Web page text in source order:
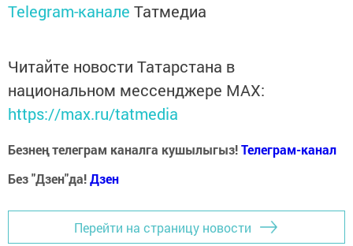
Telegram-канале Татмедиа
Читайте новости Татарстана в
национальном мессенджере MАХ:
https://max.ru/tatmedia
Безнең телеграм каналга кушылыгыз!Телеграм-канал
Без "Дзен"да!Дзен
Перейти на страницу новости